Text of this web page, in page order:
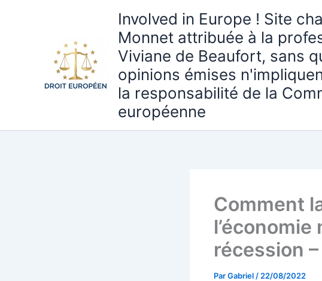
Involved in Europe ! Site
Monnet attribuée à la
Viviane de Beaufort, sans
opinions émises
la responsabilité de la
européenne
Comment
récession
ParGabriel / 22/08/2022